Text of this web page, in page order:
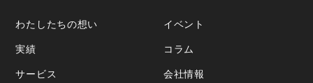
わたしたちの想い
実績
サービス
イベント
コラム
会社情報